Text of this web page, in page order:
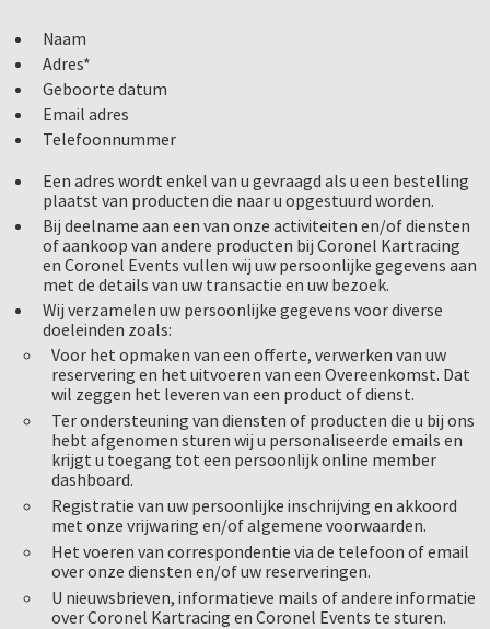
Naam
Adres*
Geboorte datum
Email adres
Telefoonnummer
Een adres wordt enkel van u gevraagd als u een bestelling
plaatst van producten die naar u opgestuurd worden.
Bij deelname aan een van onze activiteiten en/of diensten
of aankoop van andere producten bij Coronel Kartracing
en Coronel Events vullen wij uw persoonlijke gegevens aan
met de details van uw transactie en uw bezoek.
Wij verzamelen uw persoonlijke gegevens voor diverse
doeleinden zoals:
Voor het opmaken van een offerte, verwerken van uw
reservering en het uitvoeren van een Overeenkomst. Dat
wil zeggen het leveren van een product of dienst.
Ter ondersteuning van diensten of producten die u bij ons
hebt afgenomen sturen wij u personaliseerde emails en
krijgt u toegang tot een persoonlijk online member
dashboard.
Registratie van uw persoonlijke inschrijving en akkoord
met onze vrijwaring en/of algemene voorwaarden.
Het voeren van correspondentie via de telefoon of email
over onze diensten en/of uw reserveringen.
U nieuwsbrieven, informatieve mails of andere informatie
over Coronel Kartracing en Coronel Events te sturen.